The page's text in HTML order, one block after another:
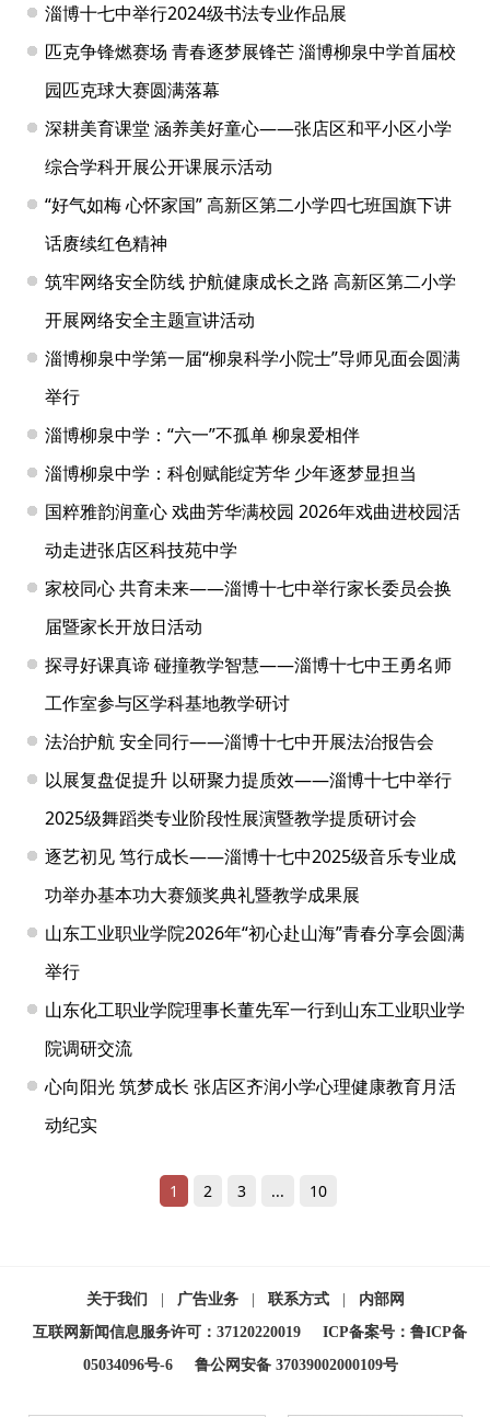
淄博十七中举行2024级书法专业作品展
匹克争锋燃赛场 青春逐梦展锋芒 淄博柳泉中学首届校
园匹克球大赛圆满落幕
深耕美育课堂 涵养美好童心——张店区和平小区小学
综合学科开展公开课展示活动
“好气如梅 心怀家国” 高新区第二小学四七班国旗下讲
话赓续红色精神
筑牢网络安全防线 护航健康成长之路 高新区第二小学
开展网络安全主题宣讲活动
淄博柳泉中学第一届“柳泉科学小院士”导师见面会圆满
举行
淄博柳泉中学：“六一”不孤单 柳泉爱相伴
淄博柳泉中学：科创赋能绽芳华 少年逐梦显担当
国粹雅韵润童心 戏曲芳华满校园 2026年戏曲进校园活
动走进张店区科技苑中学
家校同心 共育未来——淄博十七中举行家长委员会换
届暨家长开放日活动
探寻好课真谛 碰撞教学智慧——淄博十七中王勇名师
工作室参与区学科基地教学研讨
法治护航 安全同行——淄博十七中开展法治报告会
以展复盘促提升 以研聚力提质效——淄博十七中举行
2025级舞蹈类专业阶段性展演暨教学提质研讨会
逐艺初见 笃行成长——淄博十七中2025级音乐专业成
功举办基本功大赛颁奖典礼暨教学成果展
山东工业职业学院2026年“初心赴山海”青春分享会圆满
举行
山东化工职业学院理事长董先军一行到山东工业职业学
院调研交流
心向阳光 筑梦成长 张店区齐润小学心理健康教育月活
动纪实
1 2 3 ... 10
关于我们 广告业务 联系方式
内部网
互联网新闻信息服务许可：37120220019
ICP备案号：鲁ICP备
05034096号-6
鲁公网安备 37039002000109号